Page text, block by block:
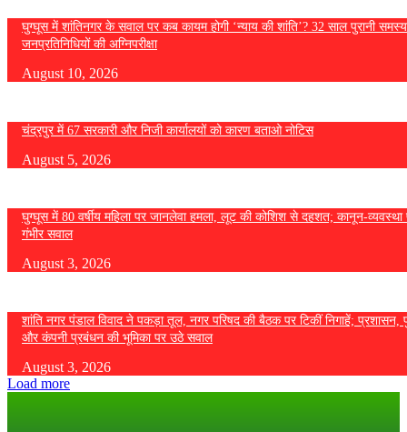
घुग्घूस में शांतिनगर के सवाल पर कब कायम होगी ‘न्याय की शांति’? 32 साल पुरानी
जनप्रतिनिधियों की अग्निपरीक्षा
August 10, 2026
चंद्रपुर में 67 सरकारी और निजी कार्यालयों को कारण बताओ नोटिस
August 5, 2026
घुग्घूस में 80 वर्षीय महिला पर जानलेवा हमला, लूट की कोशिश से दहशत; कानून-व्यवस्था
गंभीर सवाल
August 3, 2026
शांति नगर पंडाल विवाद ने पकड़ा तूल, नगर परिषद की बैठक पर टिकीं निगाहें; प्रशासन,
और कंपनी प्रबंधन की भूमिका पर उठे सवाल
August 3, 2026
Load more